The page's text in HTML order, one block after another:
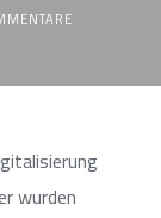
wurden